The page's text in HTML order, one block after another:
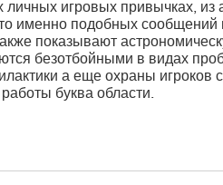
игровых привычках,
именно подобных
показывают
безотбойными в видах
а еще охраны игроков
буква области.